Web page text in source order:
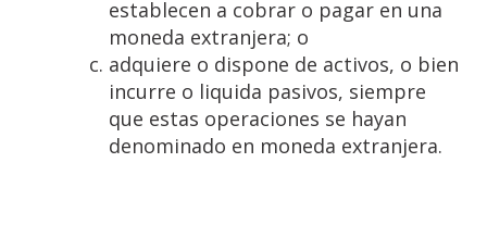
establecen a cobrar o pagar en una
moneda extranjera; o
adquiere o dispone de activos, o bien
incurre o liquida pasivos, siempre
que estas operaciones se hayan
denominado en moneda extranjera.